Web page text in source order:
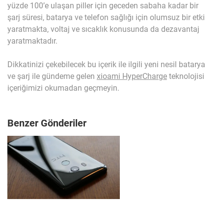
yüzde 100’e ulaşan piller için geceden sabaha kadar bir
şarj süresi, batarya ve telefon sağlığı için olumsuz bir etki
yaratmakta, voltaj ve sıcaklık konusunda da dezavantaj
yaratmaktadır.
Dikkatinizi çekebilecek bu içerik ile ilgili yeni nesil batarya
ve şarj ile gündeme gelen xioami HyperCharge teknolojisi
içeriğimizi okumadan geçmeyin.
Benzer Gönderiler